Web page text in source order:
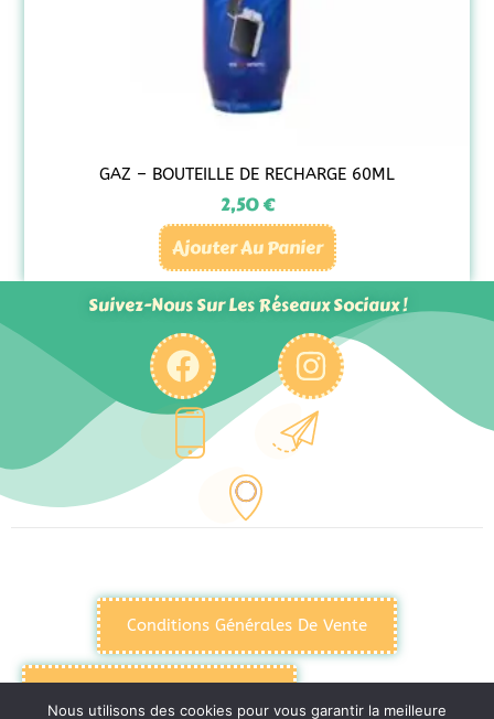
GAZ – BOUTEILLE DE RECHARGE 60ML
2,50€
Ajouter Au Panier
Suivez-Nous Sur Les Réseaux Sociaux !
Conditions Générales De Vente
Nous utilisons des cookies pour vous garantir la meilleure